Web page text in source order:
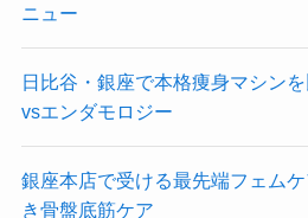
ニュー
日比谷・銀座で本格痩身マシン
vsエンダモロジー
銀座本店で受ける最先端フェム
き骨盤底筋ケア